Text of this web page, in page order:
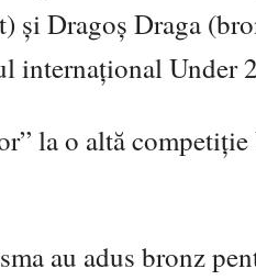
Dragoș Draga
internațional Under
la o altă
au adus bronz